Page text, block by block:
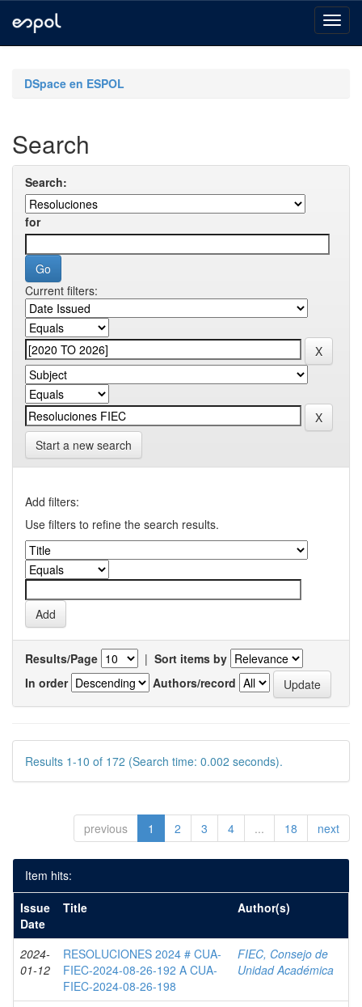
navigationDSpace en ESPOL
Search
Search:
for
Current filters:
Start a new search
Add filters:
Use filters to refine the search results.
Results/Page | Sort items by
In order
Authors/record
Results 1-10 of 172 (Search time: 0.002 seconds).
previous 1 2 3 4 ... 18 next
Item hits:
Issue
Date
Title Author(s)
2024-
01-12
RESOLUCIONES 2024 # CUA-
FIEC-2024-08-26-192 A CUA-
FIEC-2024-08-26-198
FIEC, Consejo de
Unidad Académica